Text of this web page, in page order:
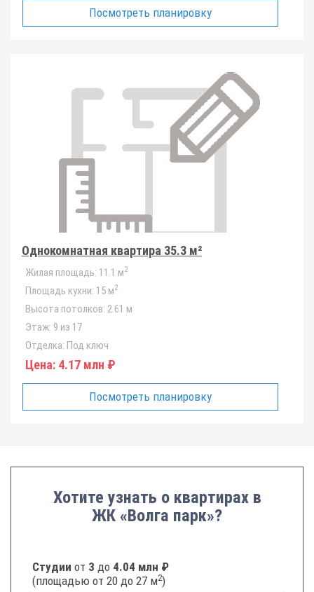
Посмотреть планировку
Однокомнатная квартира 35.3 м²
Жилая площадь: 11.1 м2
Площадь кухни: 15 м2
Высота потолков: 2.61 м
Этаж: 9 из 17
Отделка: Под ключ
Цена: 4.17 млн ₽
Посмотреть планировку
Хотите узнать о квартирах в
ЖК «Волга парк»?
Студии от 3 до 4.04 млн ₽
(площадью от 20 до 27 м2)